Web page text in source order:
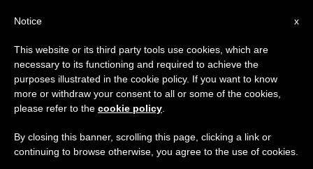
DAY
July 10th, 2015
DERNIÈRES NOUVELLES
x
Notice
This website or its third party tools use cookies, which are
necessary to its functioning and required to achieve the
purposes illustrated in the cookie policy. If you want to know
more or withdraw your consent to all or some of the cookies,
please refer to the cookie policy
By closing this banner, scrolling this page, clicking a link or
continuing to browse otherwise, you agree to the use of cookies.